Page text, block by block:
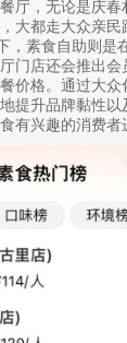
厅，无论是庆
大都走大众亲民
素食自助则是
门店还会推出会
价格。通过大众
提升品牌黏性
有兴趣的消费者